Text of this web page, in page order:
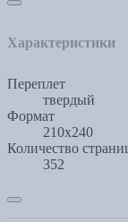
Характеристики
Переплет
твердый
Формат
210х240
Количество
352